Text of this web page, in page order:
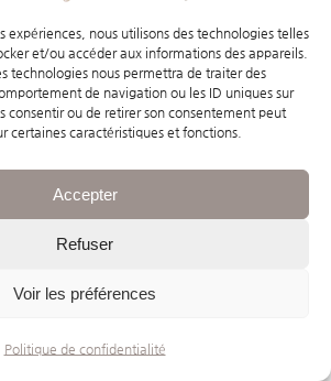
expériences, nous utilisons des technologies telles
et/ou accéder aux informations des appareils.
technologies nous permettra de traiter des
de navigation ou les ID uniques sur
consentir ou de retirer son consentement peut
certaines caractéristiques et fonctions.
Accepter
Refuser
Voir les préférences
Politique de confidentialité
astrologie :